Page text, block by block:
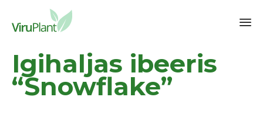
Igihaljas ibeeris
“Snowflake”